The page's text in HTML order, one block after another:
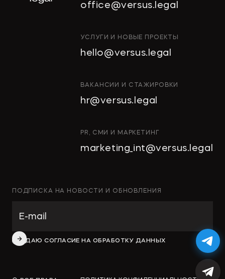
office@versus.legal
УСЛУГИ И НОВЫЕ ПРОЕКТЫ
hello@versus.legal
ВАКАНСИИ И СТАЖИРОВКИ
hr@versus.legal
PR, СМИ И МАРКЕТИНГ
marketing_int@versus.legal
ПОДПИСКА НА НОВОСТИ И ОБНОВЛЕНИЯ
ДАЮ СОГЛАСИЕ НА ОБРАБОТКУ ДАННЫХ